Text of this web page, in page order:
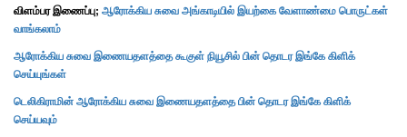
விளம்பர இணைப்பு; ஆரோக்கிய சுவை அங்காடியில் இயற்கை வேளாண்மை பொருட்கள்
வாங்கலாம்
ஆரோக்கிய சுவை இணையதளத்தை கூகுள் நியூசில் பின் தொடர இங்கே கிளிக்
செய்யுங்கள்
டெலிகிராமின் ஆரோக்கிய சுவை இணையதளத்தை பின் தொடர இங்கே கிளிக்
செய்யவும்